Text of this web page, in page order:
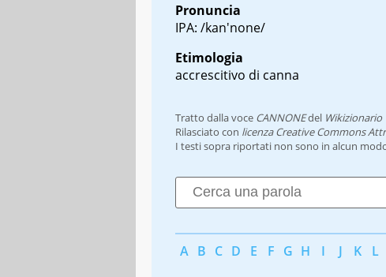
Pronuncia
IPA: /kan'none/
Etimologia
accrescitivo di canna
Tratto dalla voce CANNONEdel Wikizionario
Rilasciato con licenza Creative Commons
I testi sopra riportati non sono in alcun
A B C D E F G H I J K L